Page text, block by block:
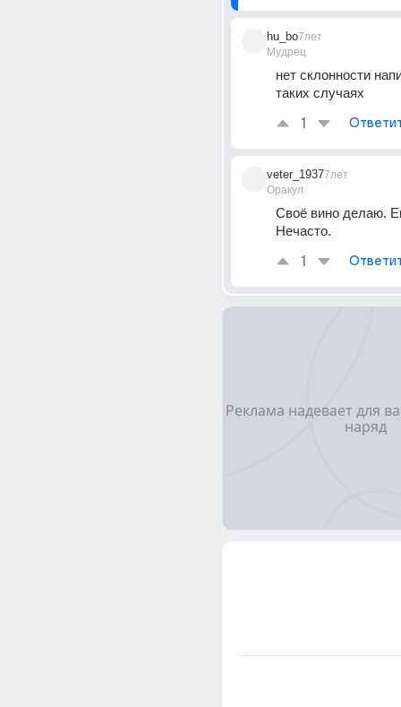
hu_bo
Мудрец
7лет
нет склонности
таких случаях
1
veter_1937
Оракул
7лет
Своё вино делаю.
Нечасто.
1